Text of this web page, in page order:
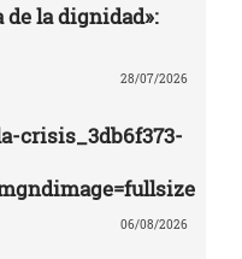
de la dignidad»:
28/07/2026
crisis_3db6f373-
06/08/2026